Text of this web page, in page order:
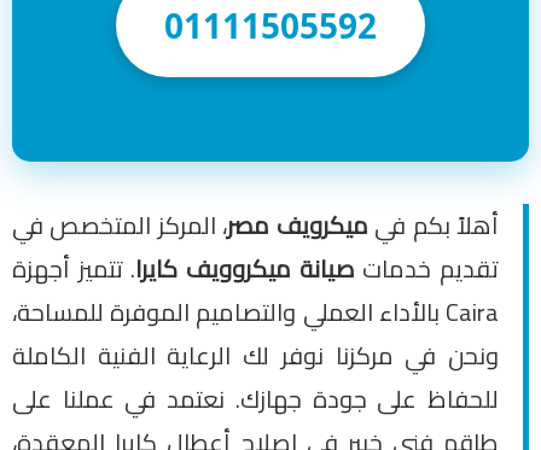
01111505592
أهلاً بكم فيميكرويف مصر، المركز المتخصص في
تقديم خدمات صيانة ميكروويف كايرا. تتميز أجهزة
Caira بالأداء العملي والتصاميم الموفرة للمساحة،
ونحن في مركزنا نوفر لك الرعاية الفنية الكاملة
للحفاظ على جودة جهازك. نعتمد في عملنا على